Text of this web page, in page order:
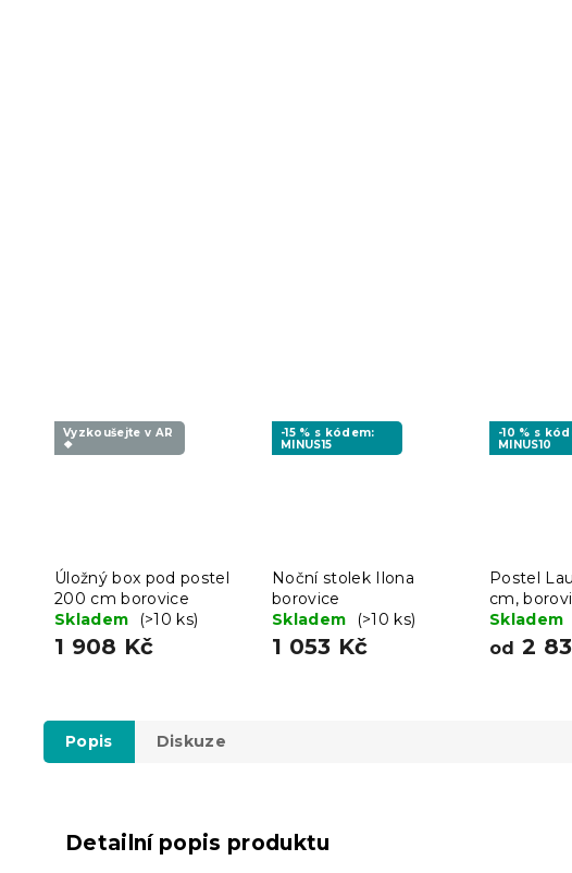
Vyzkoušejte v AR
❖
Úložný box pod postel
200 cm borovice
Skladem
(>10 ks)
1 908 Kč
-15 % s kódem:
MINUS15
Noční stolek Ilona
borovice
Skladem
(>10 ks)
1 053 Kč
-10 % s
MINUS10
Postel
cm,
Skladem
od 2
Popis Diskuze
Detailní popis produktu